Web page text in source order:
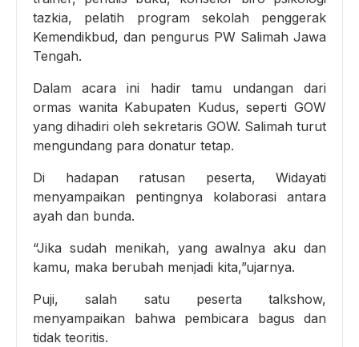
tazkia, pelatih program sekolah penggerak
Kemendikbud, dan pengurus PW Salimah Jawa
Tengah.
Dalam acara ini hadir tamu undangan dari
ormas wanita Kabupaten Kudus, seperti GOW
yang dihadiri oleh sekretaris GOW. Salimah turut
mengundang para donatur tetap.
Di hadapan ratusan peserta, Widayati
menyampaikan pentingnya kolaborasi antara
ayah dan bunda.
“Jika sudah menikah, yang awalnya aku dan
kamu, maka berubah menjadi kita,”ujarnya.
Puji, salah satu peserta talkshow,
menyampaikan bahwa pembicara bagus dan
tidak teoritis.